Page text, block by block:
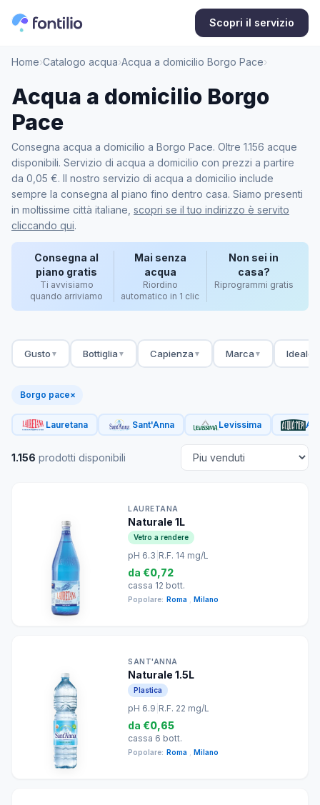
Scopri il servizio
Home›Catalogo acqua›Acqua a domicilio Borgo Pace›
Acqua a domicilio Borgo
Pace
Consegna acqua a domicilio a Borgo Pace. Oltre 1.156 acque
disponibili. Servizio di acqua a domicilio con prezzi a partire
da 0,05 €. Il nostro servizio di acqua a domicilio include
sempre la consegna al piano fino dentro casa. Siamo presenti
in moltissime città italiane, scopri se il tuo indirizzo è servito
cliccando qui.
Consegna al
piano gratis
Ti avvisiamo
quando arriviamo
Mai senza
acqua
Riordino
automatico in 1 clic
Non sei in
casa?
Riprogrammi gratis
Gusto ▼ Bottiglia ▼ Capienza ▼ Marca ▼ Ideale
Borgo pace×
Lauretana Sant'Anna Levissima
1.156 prodotti disponibili
LAURETANA
Naturale 1L
Vetro a rendere
pH 6.3 R.F. 14 mg/L
da €0,72
cassa 12 bott.
Popolare: Roma Milano
SANT'ANNA
Naturale 1.5L
Plastica
pH 6.9 R.F. 22 mg/L
da €0,65
cassa 6 bott.
Popolare: Roma Milano